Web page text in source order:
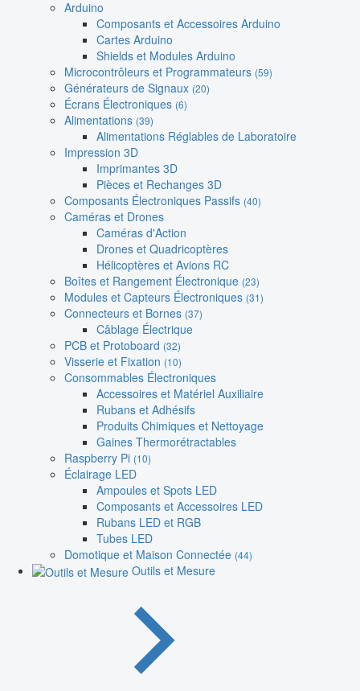
Arduino
Composants et Accessoires Arduino
Cartes Arduino
Shields et Modules Arduino
Microcontrôleurs et Programmateurs (59)
Générateurs de Signaux (20)
Écrans Électroniques (6)
Alimentations (39)
Alimentations Réglables de Laboratoire
Impression 3D
Imprimantes 3D
Pièces et Rechanges 3D
Composants Électroniques Passifs (40)
Caméras et Drones
Caméras d'Action
Drones et Quadricoptères
Hélicoptères et Avions RC
Boîtes et Rangement Électronique (23)
Modules et Capteurs Électroniques (31)
Connecteurs et Bornes (37)
Câblage Électrique
PCB et Protoboard (32)
Visserie et Fixation (10)
Consommables Électroniques
Accessoires et Matériel Auxiliaire
Rubans et Adhésifs
Produits Chimiques et Nettoyage
Gaines Thermorétractables
Raspberry Pi (10)
Éclairage LED
Ampoules et Spots LED
Composants et Accessoires LED
Rubans LED et RGB
Tubes LED
Domotique et Maison Connectée (44)
Outils et Mesure